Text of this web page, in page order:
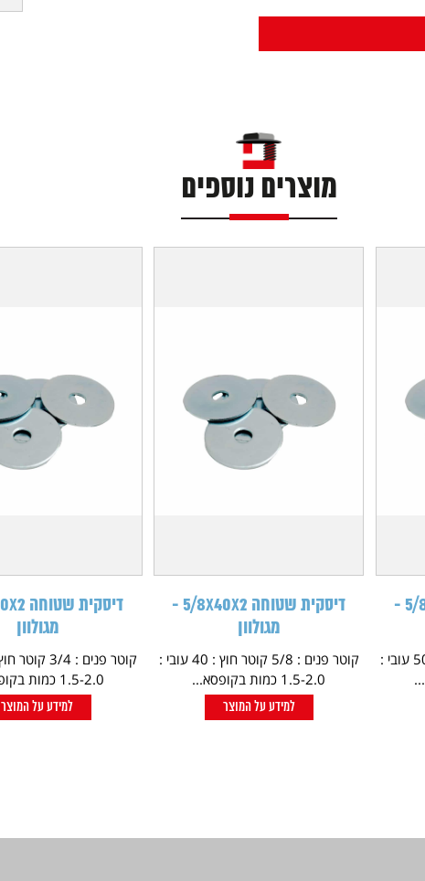
מוצרים נוספים
דיסקית שטוחה 5/8X50X2 -
קוטר פנים : 5/8 קוטר חוץ : 50 עובי :
דיסקית שטוחה 5/8X40X2 -
מגולוון
קוטר פנים : 5/8 קוטר חוץ : 40 עובי :
1.5-2.0 כמות בקופסא...
למידע על המוצר
מגולוון
1.5-2.0 כמות בקופסא...
למידע על המוצר